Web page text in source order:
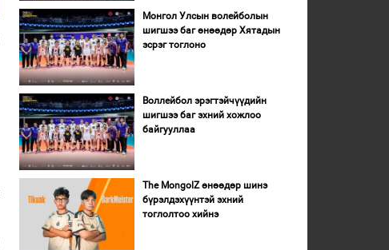
Монгол Улсын волейболын
шигшээ баг өнөөдөр Хятадын
эсрэг тоглоно
Воллейбол эрэгтэйчүүдийн
шигшээ баг эхний хожлоо
байгууллаа
The MongolZ өнөөдөр шинэ
бүрэлдэхүүнтэй эхний
тоглолтоо хийнэ